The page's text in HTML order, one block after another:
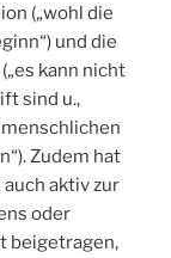
(„wohl die
und die
kann nicht
sind u.,
Zudem hat
aktiv zur
oder
beigetragen,